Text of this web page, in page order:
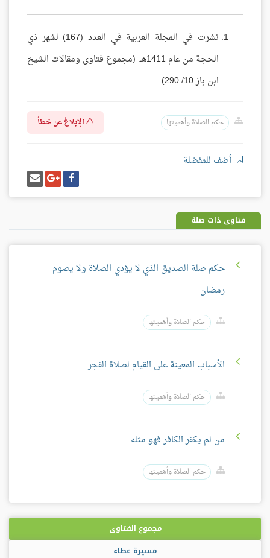
نشرت في المجلة العربية في العدد (167) لشهر ذي
الحجة من عام 1411هـ. (مجموع فتاوى ومقالات الشيخ
ابن باز 10/ 290).
حكم الصلاة وأهميتها الإبلاغ عن خطأ
أضف للمفضلة
شارك
على
فيسبوك
شارك
على
غوغل
بلس
إرسل
إيميل
فتاوى ذات صلة
حكم صلة الصديق الذي لا يؤدي الصلاة ولا يصوم
رمضان
حكم الصلاة وأهميتها
الأسباب المعينة على القيام لصلاة الفجر
حكم الصلاة وأهميتها
من لم يكفر الكافر فهو مثله
حكم الصلاة وأهميتها
مجموع الفتاوى
مسيرة عطاء